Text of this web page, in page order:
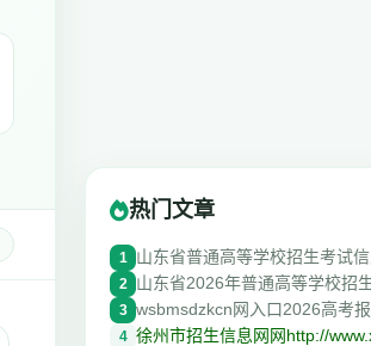
热门文章
1 山东省普通高等学校招生考试
2 山东省2026年普通高等学校招
3 wsbmsdzkcn网入口2026高考
4 徐州市招生信息网网http://